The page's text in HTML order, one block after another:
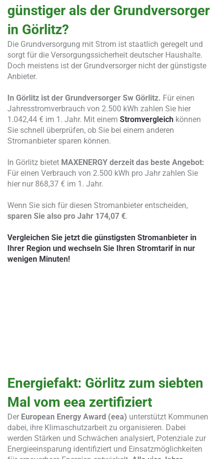
günstiger als der Grundversorger
in Görlitz?
Die Grundversorgung mit Strom ist staatlich geregelt und
sorgt für die Versorgungssicherheit deutscher Haushalte.
Doch meistens ist der Grundversorger nicht der günstigste
Anbieter.
In Görlitz ist der Grundversorger Sw Görlitz. Für einen
Jahresstromverbrauch von 2.500 kWh zahlen Sie hier
1.042,44 € im 1. Jahr. Mit einem Stromvergleich können
Sie schnell überprüfen, ob Sie bei einem anderen
Stromanbieter sparen können.
In Görlitz bietet MAXENERGY derzeit das beste Angebot:
Für einen Verbrauch von 2.500 kWh pro Jahr zahlen Sie
hier nur 868,37 € im 1. Jahr.
Wenn Sie sich für diesen Stromanbieter entscheiden,
sparen Sie also pro Jahr 174,07 €.
Vergleichen Sie jetzt die günstigsten Stromanbieter in
Ihrer Region und wechseln Sie Ihren Stromtarif in nur
wenigen Minuten!
Energiefakt: Görlitz zum siebten
Mal vom eea zertifiziert
Der European Energy Award (eea) unterstützt Kommunen
dabei, ihre Klimaschutzarbeit zu organisieren. Dabei
werden Stärken und Schwächen analysiert, Potenziale zur
Energieeinsparung identifiziert und Einsatzmöglichkeiten